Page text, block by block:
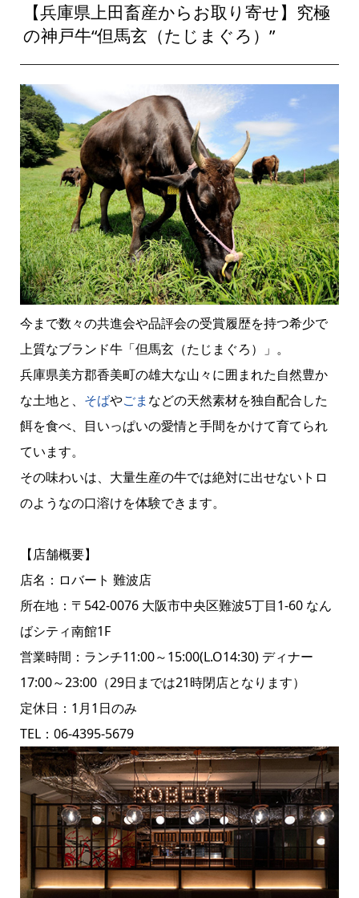
【兵庫県上田畜産からお取り寄せ】究極
の神戸牛“但馬玄（たじまぐろ）”
今まで数々の共進会や品評会の受賞履歴を持つ希少で
上質なブランド牛「但馬玄（たじまぐろ）」。
兵庫県美方郡香美町の雄大な山々に囲まれた自然豊か
な土地と、 そばやごま などの天然素材を独自配合した
餌を食べ、目いっぱいの愛情と手間をかけて育てられ
ています。
その味わいは、大量生産の牛では絶対に出せないトロ
のようなの口溶けを体験できます。
【店舗概要】
店名：ロバート 難波店
所在地：〒542-0076 大阪市中央区難波5丁目1-60 なん
ばシティ南館1F
営業時間：ランチ11:00～15:00(L.O14:30) ディナー
17:00～23:00（29日までは21時閉店となります）
定休日：1月1日のみ
TEL：06-4395-5679